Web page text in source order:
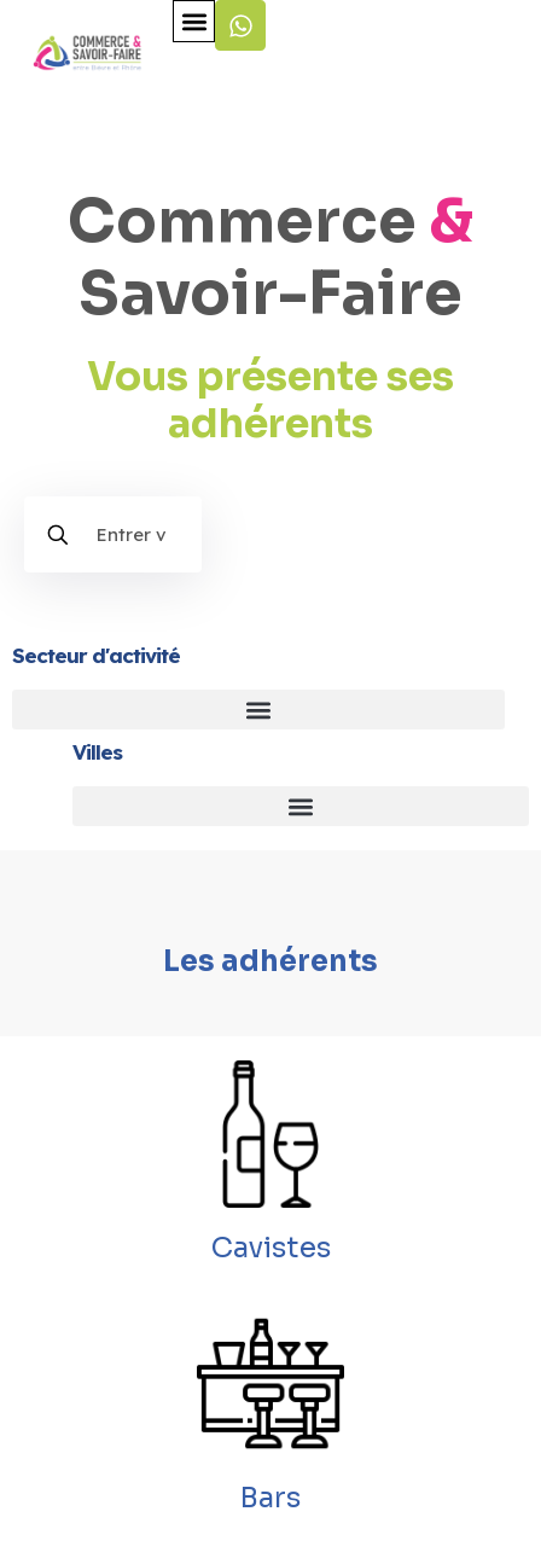
Commerce &
Savoir-Faire
Vous présente ses
adhérents
Secteur d'activité
Villes
Les adhérents
Cavistes
Bars